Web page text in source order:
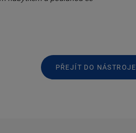
PŘEJÍT DO